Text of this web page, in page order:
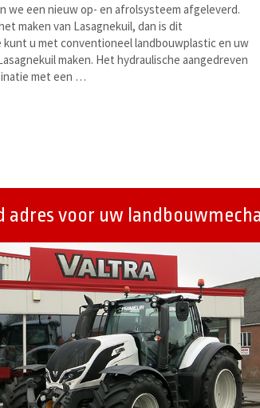
we een nieuw op- en afrolsysteem afgeleverd.
maken van Lasagnekuil, dan is dit
u met conventioneel landbouwplastic en uw
maken. Het hydraulische aangedreven
met een …
adres voor uw